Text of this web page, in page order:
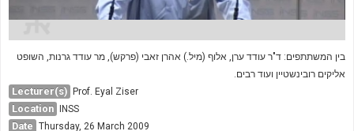
בין המשתתפים: ד"ר עודד ערן, אלוף (מיל.) אהרן זאבי (פרקש), מר עודד גרנות, השופט
אליקים רובינשטיין ועוד רבים.
Lecturer(s) Prof. Eyal Ziser
Location INSS
Date Thursday, 26 March 2009